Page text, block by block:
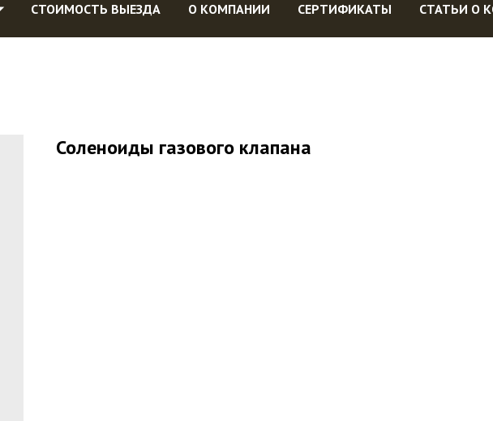
СТОИМОСТЬ ВЫЕЗДА О КОМПАНИИ СЕРТИФИКАТЫ СТАТЬИ О
Соленоиды газового клапана